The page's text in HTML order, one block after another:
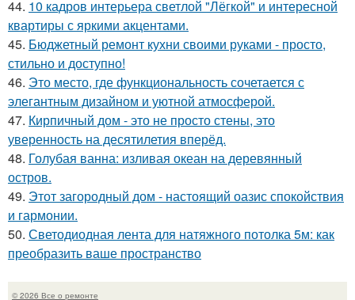
44. 10 кадров интерьера светлой "Лёгкой" и интересной
квартиры с яркими акцентами.
45. Бюджетный ремонт кухни своими руками - просто,
стильно и доступно!
46. Это место, где функциональность сочетается с
элегантным дизайном и уютной атмосферой.
47. Кирпичный дом - это не просто стены, это
уверенность на десятилетия вперёд.
48. Голубая ванна: изливая океан на деревянный
остров.
49. Этот загородный дом - настоящий оазис спокойствия
и гармонии.
50. Светодиодная лента для натяжного потолка 5м: как
преобразить ваше пространство
© 2026 Все о ремонте